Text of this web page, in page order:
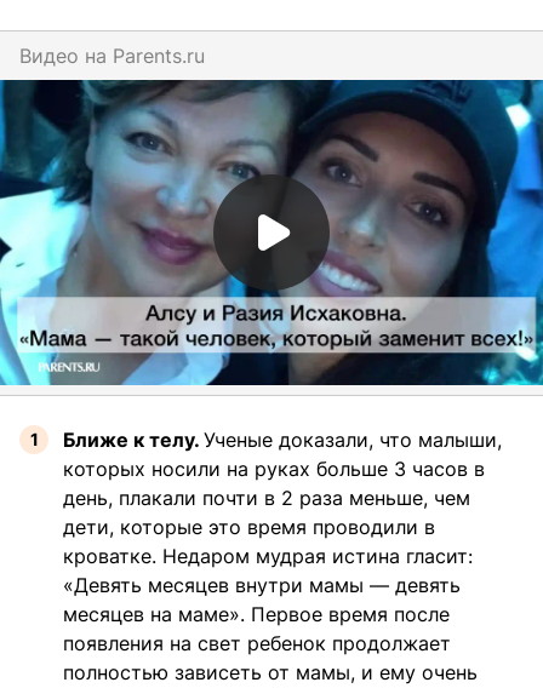
Видео на parents.ru
Ближе к телу. Ученые доказали, что малыши,
которых носили на руках больше 3 часов в
день, плакали почти в 2 раза меньше, чем
дети, которые это время проводили в
кроватке. Недаром мудрая истина гласит:
«Девять месяцев внутри мамы — девять
месяцев на маме». Первое время после
появления на свет ребенок продолжает
полностью зависеть от мамы, и ему очень